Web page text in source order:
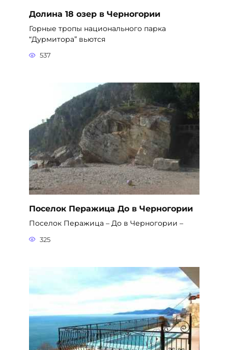
Долина 18 озер в Черногории
Горные тропы национального парка
“Дурмитора” вьются
537
Поселок Перажица До в Черногории
Поселок Перажица – До в Черногории –
325